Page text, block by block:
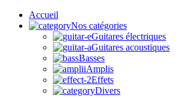
Accueil
Nos catégories
Guitares électriques
Guitares acoustiques
Basses
Amplis
Effets
Divers